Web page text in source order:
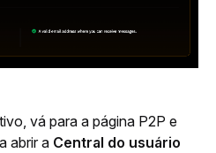
vá para a página P2P e
abrir a Central do usuário